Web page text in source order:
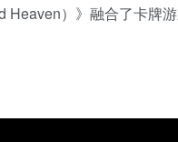
Heaven）》融合了卡